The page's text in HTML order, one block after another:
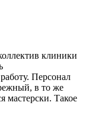
клиники
Персонал
в то же
мастерски. Такое